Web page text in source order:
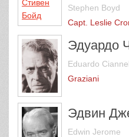
Stephen Boyd
Capt. Leslie
Эдуардо
Eduardo
Graziani
Эдвин
Edwin Jerome